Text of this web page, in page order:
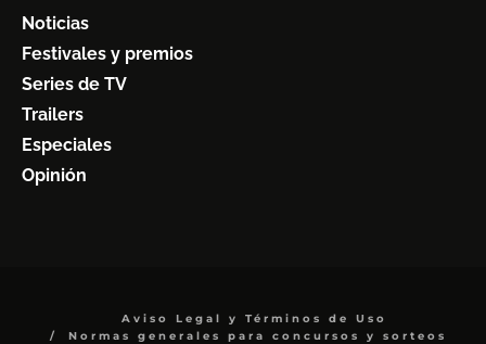
Noticias
Festivales y premios
Series de TV
Trailers
Especiales
Opinión
Aviso Legal y Términos de Uso
Normas generales para concursos y sorteos